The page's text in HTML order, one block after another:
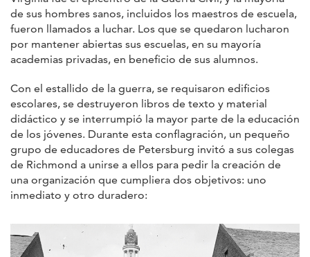
de sus hombres sanos, incluidos los maestros de escuela,
fueron llamados a luchar. Los que se quedaron lucharon
por mantener abiertas sus escuelas, en su mayoría
academias privadas, en beneficio de sus alumnos.
Con el estallido de la guerra, se requisaron edificios
escolares, se destruyeron libros de texto y material
didáctico y se interrumpió la mayor parte de la educación
de los jóvenes. Durante esta conflagración, un pequeño
grupo de educadores de Petersburg invitó a sus colegas
de Richmond a unirse a ellos para pedir la creación de
una organización que cumpliera dos objetivos: uno
inmediato y otro duradero: